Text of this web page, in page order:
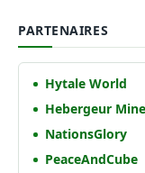
PARTENAIRES
Hytale World
Hebergeur
NationsGlory
PeaceAndCube